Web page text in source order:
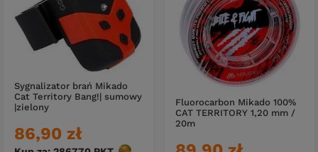
Sygnalizator brań Mikado
Cat Territory Bang!| sumowy
|zielony
86,90 zł
Fluorocarbon Mikado 100%
CAT TERRITORY 1,20 mm /
20m